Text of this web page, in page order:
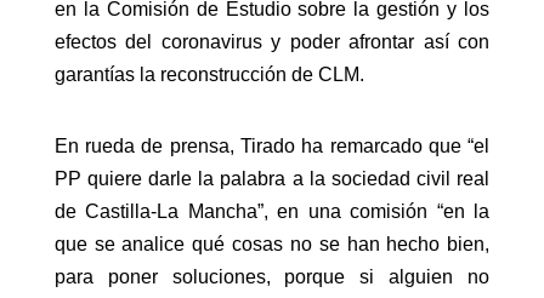
en la Comisión de Estudio sobre la gestión y los
efectos del coronavirus y poder afrontar así con
garantías la reconstrucción de CLM.
En rueda de prensa, Tirado ha remarcado que “el
PP quiere darle la palabra a la sociedad civil real
de Castilla-La Mancha”, en una comisión “en la
que se analice qué cosas no se han hecho bien,
para poner soluciones, porque si alguien no